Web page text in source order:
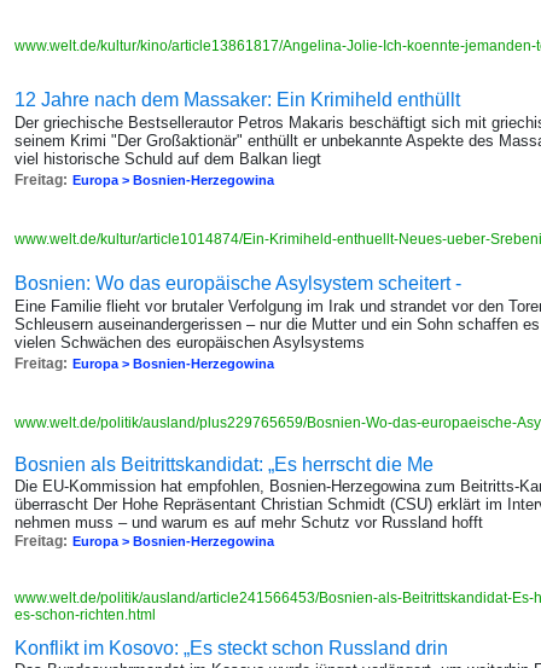
www.welt.de/kultur/kino/article13861817/Angelina-Jolie-Ich-koennte-
12 Jahre nach dem Massaker: Ein Krimiheld enthüllt
Der griechische Bestsellerautor Petros Makaris beschäftigt sich mit
seinem Krimi "Der Großaktionär" enthüllt er unbekannte Aspekte des
viel historische Schuld auf dem Balkan liegt
Freitag: Europa > Bosnien-Herzegowina
www.welt.de/kultur/article1014874/Ein-Krimiheld-enthuellt-Neues-ueber-
Bosnien: Wo das europäische Asylsystem scheitert -
Eine Familie flieht vor brutaler Verfolgung im Irak und strandet vor den
Schleusern auseinandergerissen – nur die Mutter und ein Sohn schaffen
vielen Schwächen des europäischen Asylsystems
Freitag: Europa > Bosnien-Herzegowina
www.welt.de/politik/ausland/plus229765659/Bosnien-Wo-das-europaeische-
Bosnien als Beitrittskandidat: „Es herrscht die Me
Die EU-Kommission hat empfohlen, Bosnien-Herzegowina zum Beitritts-
überrascht Der Hohe Repräsentant Christian Schmidt (CSU) erklärt im
nehmen muss – und warum es auf mehr Schutz vor Russland hofft
Freitag: Europa > Bosnien-Herzegowina
www.welt.de/politik/ausland/article241566453/Bosnien-als-Beitrittskandidat-
es-schon-richten.html
Konflikt im Kosovo: „Es steckt schon Russland drin